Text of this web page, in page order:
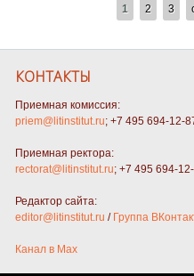
1 2 3
КОНТАКТЫ
Приемная комиссия:
priem@litinstitut.ru; +7 495 694-12-
Приемная ректора:
rectorat@litinstitut.ru; +7 495 694-
Редактор сайта:
editor@litinstitut.ru / Группа
Канал в Max